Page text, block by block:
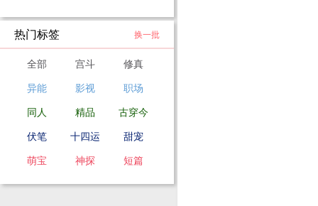
热门标签 换一批
全部 宫斗 修真
异能 影视 职场
同人 精品 古穿今
伏笔 十四运 甜宠
萌宝 神探 短篇